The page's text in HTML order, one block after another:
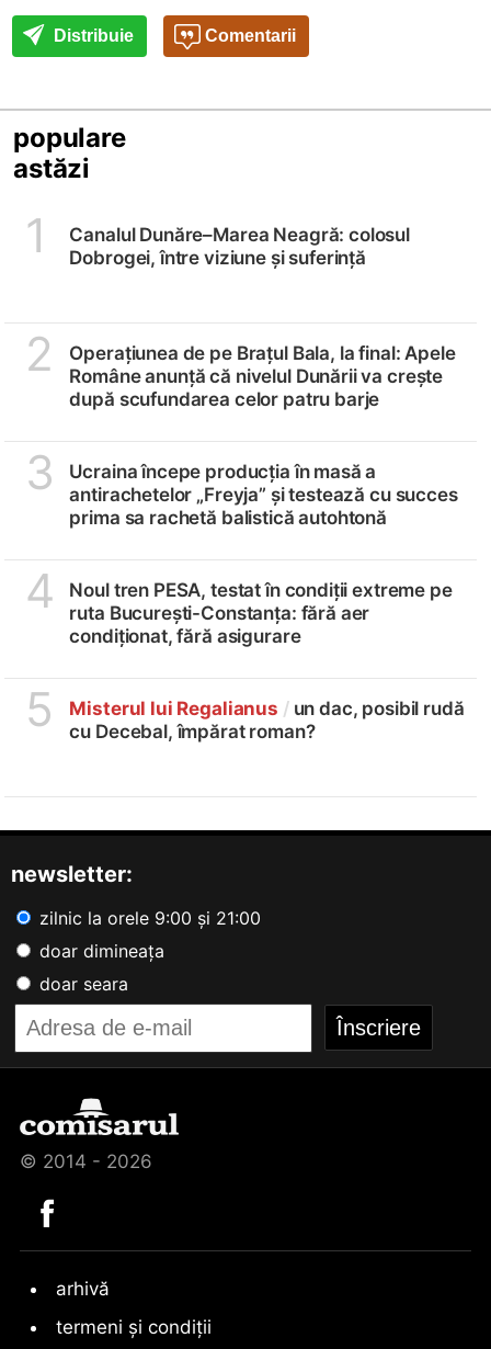
Distribuie Comentarii
populare
astăzi
1
Canalul Dunăre–Marea Neagră: colosul
Dobrogei, între viziune și suferință
2
Operațiunea de pe Brațul Bala, la final: Apele
Române anunță că nivelul Dunării va crește
după scufundarea celor patru barje
3
Ucraina începe producția în masă a
antirachetelor „Freyja” și testează cu succes
prima sa rachetă balistică autohtonă
4
Noul tren PESA, testat în condiții extreme pe
ruta București-Constanța: fără aer
condiționat, fără asigurare
5 Misterul lui Regalianus /un dac, posibil rudă
cu Decebal, împărat roman?
newsletter:
zilnic la orele 9:00 și 21:00
doar dimineața
doar seara
© 2014 - 2026
arhivă
termeni și condiții